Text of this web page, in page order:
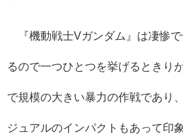
『機動戦士Vガンダム』は凄惨
るので一つひとつを挙げるときり
で規模の大きい暴力の作戦であり
ジュアルのインパクトもあって印